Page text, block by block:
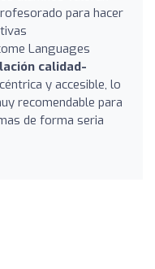
para hacer
Languages
calidad-
y accesible, lo
recomendable para
de forma seria